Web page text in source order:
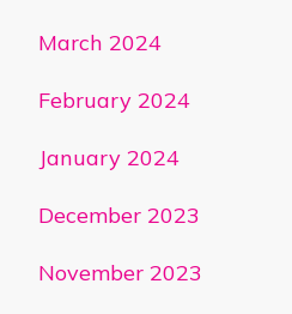
March 2024
February 2024
January 2024
December 2023
November 2023